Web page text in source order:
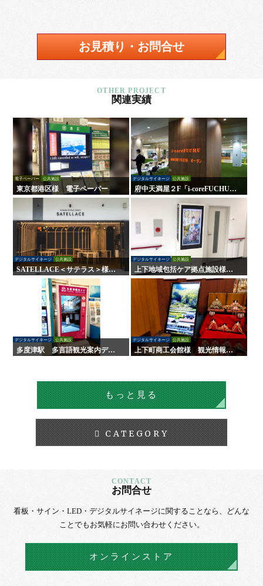
お見積り・お問合せ
関連実績
電子ペーパー 公共施設
東京都港区様 電子ペーパー
デジタルサイネージ 公共施設
府中天満屋２F「i-coreFUCHU」
様 LED木目ウォール 他
デジタルサイネージ 公共施設
SATELLACE＜サテラス＞様
屋内外サイン・デジタルサイネ
デジタルサイネージ 公共施設
上下地域包括ケア拠点施設様
デジタルサイネージ
デジタルサイネージ 公共施設
多度津駅 多言語観光案内デジ
タルサイネージ
デジタルサイネージ 公共施設
上下町商工会館様 観光情報案
内デジタルサイネージ
もっと見る
CATEGORY
お問合せ
看板・サイン・LED・デジタルサイネージに関することなら、
どんな
ことでもお気軽にお問い合わせください。
オンラインストア